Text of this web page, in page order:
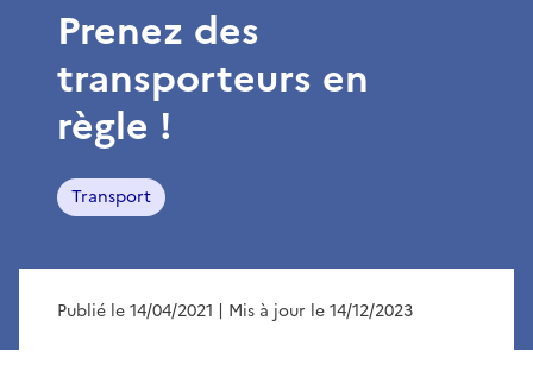
Prenez des
transporteurs en
règle !
Transport
Publié le 14/04/2021 | Mis à jour le 14/12/2023